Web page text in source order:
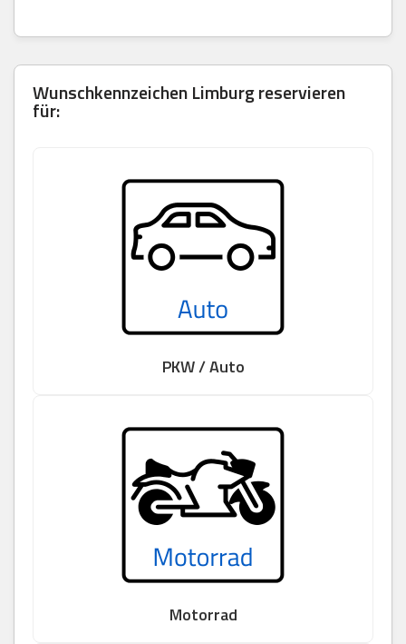
Wunschkennzeichen Limburg reservieren
für:
PKW / Auto
Motorrad